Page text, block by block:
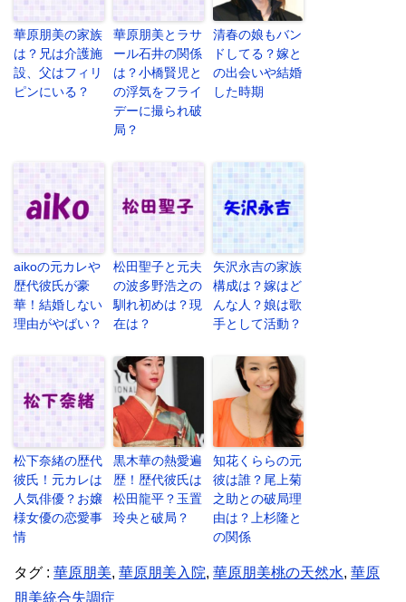
華原朋美の家族
は？兄は介護施
設、父はフィリ
ピンにいる？
華原朋美とラサ
ール石井の関係
は？小橋賢児と
の浮気をフライ
デーに撮られ破
局？
清春の娘もバン
ドしてる？嫁と
の出会いや結婚
した時期
aikoの元カレや
歴代彼氏が豪
華！結婚しない
理由がやばい？
松田聖子と元夫
の波多野浩之の
馴れ初めは？現
在は？
矢沢永吉の家族
構成は？嫁はど
んな人？娘は歌
手として活動？
松下奈緒の歴代
彼氏！元カレは
人気俳優？お嬢
様女優の恋愛事
情
黒木華の熱愛遍
歴！歴代彼氏は
松田龍平？玉置
玲央と破局？
知花くららの元
彼は誰？尾上菊
之助との破局理
由は？上杉隆と
の関係
タグ : 華原朋美, 華原朋美入院, 華原朋美桃の天然水, 華原
朋美統合失調症